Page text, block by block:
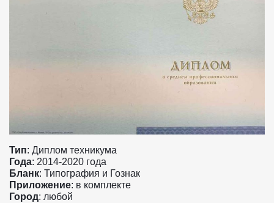
Тип: Диплом техникума
Года: 2014-2020 года
Бланк: Типография и Гознак
Приложение: в комплекте
Город: любой